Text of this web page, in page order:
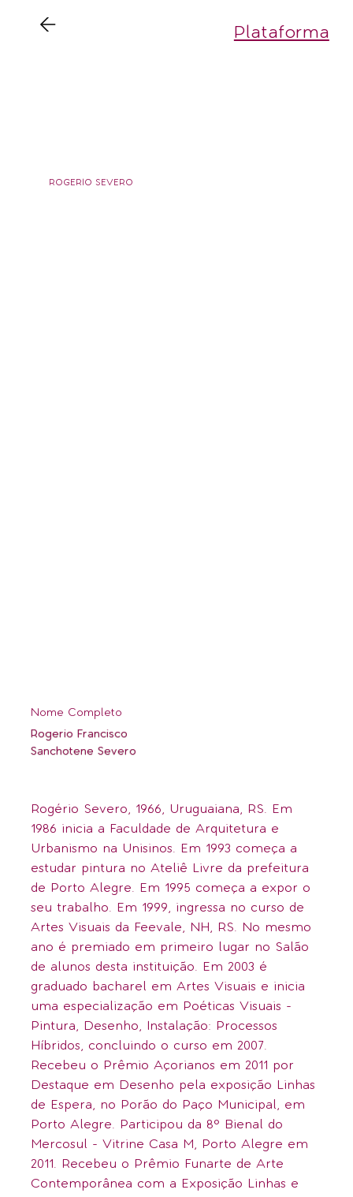
Plataforma
ROGERIO SEVERO
Nome Completo
Rogerio Francisco
Sanchotene Severo
Rogério Severo, 1966, Uruguaiana, RS. Em
1986 inicia a Faculdade de Arquitetura e
Urbanismo na Unisinos. Em 1993 começa a
estudar pintura no Ateliê Livre da prefeitura
de Porto Alegre. Em 1995 começa a expor o
seu trabalho. Em 1999, ingressa no curso de
Artes Visuais da Feevale, NH, RS. No mesmo
ano é premiado em primeiro lugar no Salão
de alunos desta instituição. Em 2003 é
graduado bacharel em Artes Visuais e inicia
uma especialização em Poéticas Visuais -
Pintura, Desenho, Instalação: Processos
Híbridos, concluindo o curso em 2007.
Recebeu o Prêmio Açorianos em 2011 por
Destaque em Desenho pela exposição Linhas
de Espera, no Porão do Paço Municipal, em
Porto Alegre. Participou da 8° Bienal do
Mercosul - Vitrine Casa M, Porto Alegre em
2011. Recebeu o Prêmio Funarte de Arte
Contemporânea com a Exposição Linhas e